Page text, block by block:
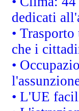
dedicati
•
che i
•
• L'UE